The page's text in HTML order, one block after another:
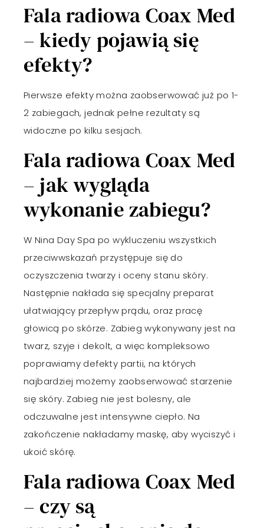
Fala radiowa Coax Med
– kiedy pojawią się
efekty?
Pierwsze efekty można zaobserwować już po 1-
2 zabiegach, jednak pełne rezultaty są
widoczne po kilku sesjach.
Fala radiowa Coax Med
– jak wygląda
wykonanie zabiegu?
W Nina Day Spa po wykluczeniu wszystkich
przeciwwskazań przystępuje się do
oczyszczenia twarzy i oceny stanu skóry.
Następnie nakłada się specjalny preparat
ułatwiający przepływ prądu, oraz pracę
głowicą po skórze. Zabieg wykonywany jest na
twarz, szyje i dekolt, a więc kompleksowo
poprawiamy defekty partii, na których
najbardziej możemy zaobserwować starzenie
się skóry. Zabieg nie jest bolesny, ale
odczuwalne jest intensywne ciepło. Na
zakończenie nakładamy maskę, aby wyciszyć i
ukoić skórę.
Fala radiowa Coax Med
– czy są